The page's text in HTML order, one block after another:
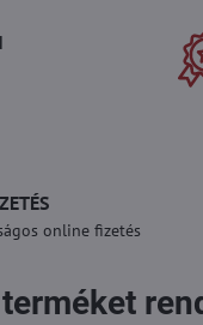
online fizetés